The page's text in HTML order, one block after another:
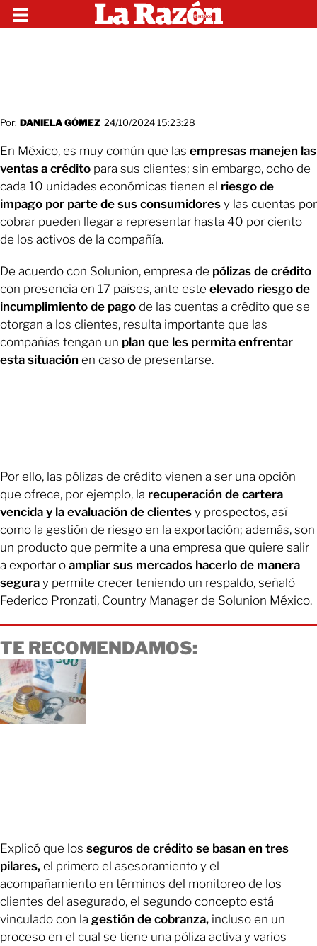
Por: DANIELA GÓMEZ 24/10/2024 15:23:28
En México, es muy común que las empresas manejen las
ventas a crédito para sus clientes; sin embargo, ocho de
cada 10 unidades económicas tienen el riesgo de
impago por parte de sus consumidores y las cuentas por
cobrar pueden llegar a representar hasta 40 por ciento
de los activos de la compañía.
De acuerdo con Solunion, empresa de pólizas de crédito
con presencia en 17 países, ante este elevado riesgo de
incumplimiento de pago de las cuentas a crédito que se
otorgan a los clientes, resulta importante que las
compañías tengan un plan que les permita enfrentar
esta situación en caso de presentarse.
Por ello, las pólizas de crédito vienen a ser una opción
que ofrece, por ejemplo, la recuperación de cartera
vencida y la evaluación de clientes y prospectos, así
como la gestión de riesgo en la exportación; además, son
un producto que permite a una empresa que quiere salir
a exportar o ampliar sus mercados hacerlo de manera
segura y permite crecer teniendo un respaldo, señaló
Federico Pronzati, Country Manager de Solunion México.
TE RECOMENDAMOS:
Explicó que los seguros de crédito se basan en tres
pilares, el primero el asesoramiento y el
acompañamiento en términos del monitoreo de los
clientes del asegurado, el segundo concepto está
vinculado con la gestión de cobranza, incluso en un
proceso en el cual se tiene una póliza activa y varios